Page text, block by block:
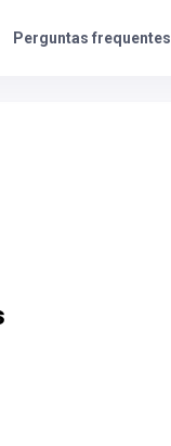
Perguntas frequentes